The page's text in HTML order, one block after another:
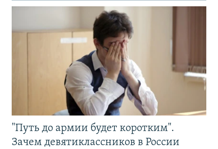
"Путь до армии будет коротким".
Зачем девятиклассников в России